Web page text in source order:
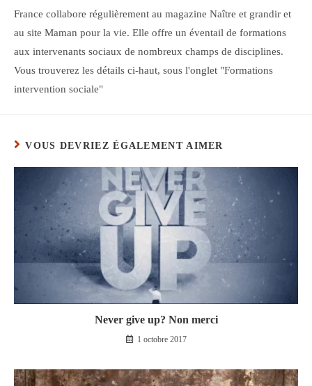
France collabore régulièrement au magazine Naître et grandir et
au site Maman pour la vie. Elle offre un éventail de formations
aux intervenants sociaux de nombreux champs de disciplines.
Vous trouverez les détails ci-haut, sous l'onglet "Formations
intervention sociale"
VOUS DEVRIEZ ÉGALEMENT AIMER
Never give up? Non merci
1 octobre 2017